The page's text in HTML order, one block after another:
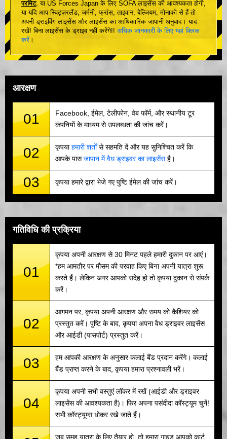
परमिट, या US Forces Japan के लिए SOFA लाइसेंस की आवश्यकता होगी,
या यदि आप स्विट्ज़रलैंड, जर्मनी, फ्रांस, ताइवान, बेल्जियम, मोनाको से हैं तो
अपनी ड्राइविंग लाइसेंस और लाइसेंस का आधिकारिक जापानी अनुवाद। याद
रखें! बिना लाइसेंस के ड्राइव नहीं करेंगे!! अधिक जानकारी के लिए यहां क्लिक
करें ।
आरक्षण
01
Facebook, ईमेल, टेलीफोन, वेब फॉर्म, और स्थानीय टूर
कंपनियों के माध्यम से उपलब्धता की जांच करें।
02 कृपयाहमारी शर्तोंसे सहमति दें और यह सुनिश्चित करें कि
आपके पासजापान में वैध ड्राइवर का लाइसेंसहै।
03 कृपया हमारे द्वारा भेजे गए पुष्टि ईमेल की जांच करें।
गतिविधि की प्रक्रिया
01
कृपया अपनी आरक्षण से 30 मिनट पहले हमारी दुकान पर आएं।
*हम आमतौर पर मौसम की परवाह किए बिना अपनी यात्रा शुरू
करते हैं। लेकिन अगर आपको संदेह हो तो कृपया दुकान से संपर्क
करें।
02
आगमन पर, कृपया अपनी आरक्षण और समय को कैशियर को
प्रस्तुत करें। पुष्टि के बाद, कृपया अपना वैध ड्राइवर लाइसेंस
और आईडी (पासपोर्ट) प्रस्तुत करें।
03
हम आपकी आरक्षण के अनुसार कलाई बैंड प्रदान करेंगे। कलाई
बैंड प्राप्त करने के बाद, कृपया हमारा प्रश्नावली भरें।
04
कृपया अपनी सभी वस्तुएं लॉकर में रखें (आईडी और ड्राइवर
लाइसेंस की आवश्यकता है)। फिर अपना पसंदीदा कॉस्ट्यूम चुनें!
सभी कॉस्ट्यूम्स धोकर रखे जाते हैं।
जब समूह यात्रा के लिए तैयार हो, तो हमारा गाइड आपको कार्ट